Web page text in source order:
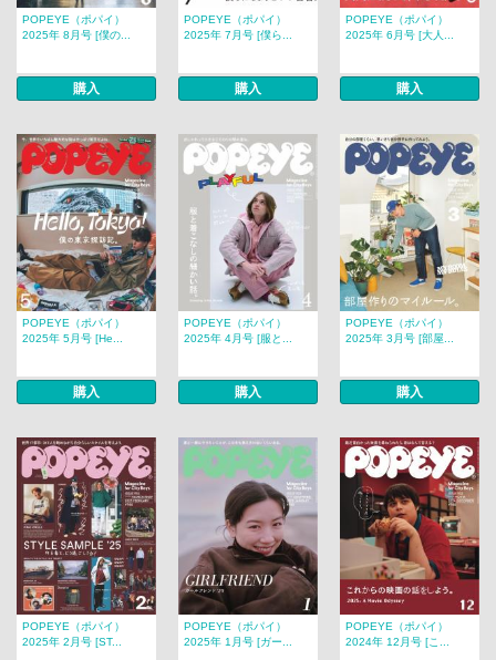
POPEYE（ポパイ）
2025年 8月号 [僕の...
購入
POPEYE（ポパイ）
2025年 7月号 [僕ら...
購入
POPEYE（ポパイ）
2025年 6月号 [大人...
購入
POPEYE（ポパイ）
2025年 5月号 [He...
購入
POPEYE（ポパイ）
2025年 4月号 [服と...
購入
POPEYE（ポパイ）
2025年 3月号 [部屋...
購入
POPEYE（ポパイ）
2025年 2月号 [ST...
POPEYE（ポパイ）
2025年 1月号 [ガー...
POPEYE（ポパイ）
2024年 12月号 [こ...